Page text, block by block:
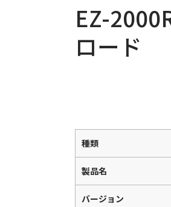
EZ-
ロード
種類
製品名
バージョン